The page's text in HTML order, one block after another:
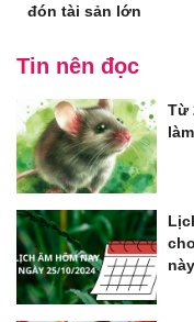
đón tài sản lớn
Tin nên đọc
Từ